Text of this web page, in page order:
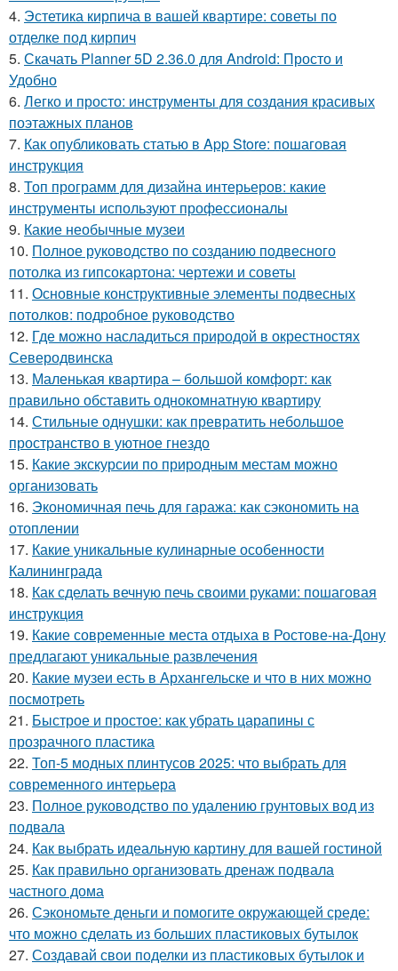
4. Эстетика кирпича в вашей квартире: советы по
отделке под кирпич
5. Скачать Planner 5D 2.36.0 для Android: Просто и
Удобно
6. Легко и просто: инструменты для создания красивых
поэтажных планов
7. Как опубликовать статью в App Store: пошаговая
инструкция
8. Топ программ для дизайна интерьеров: какие
инструменты используют профессионалы
9. Какие необычные музеи
10. Полное руководство по созданию подвесного
потолка из гипсокартона: чертежи и советы
11. Основные конструктивные элементы подвесных
потолков: подробное руководство
12. Где можно насладиться природой в окрестностях
Северодвинска
13. Маленькая квартира – большой комфорт: как
правильно обставить однокомнатную квартиру
14. Стильные однушки: как превратить небольшое
пространство в уютное гнездо
15. Какие экскурсии по природным местам можно
организовать
16. Экономичная печь для гаража: как сэкономить на
отоплении
17. Какие уникальные кулинарные особенности
Калининграда
18. Как сделать вечную печь своими руками: пошаговая
инструкция
19. Какие современные места отдыха в Ростове-на-Дону
предлагают уникальные развлечения
20. Какие музеи есть в Архангельске и что в них можно
посмотреть
21. Быстрое и простое: как убрать царапины с
прозрачного пластика
22. Топ-5 модных плинтусов 2025: что выбрать для
современного интерьера
23. Полное руководство по удалению грунтовых вод из
подвала
24. Как выбрать идеальную картину для вашей гостиной
25. Как правильно организовать дренаж подвала
частного дома
26. Сэкономьте деньги и помогите окружающей среде:
что можно сделать из больших пластиковых бутылок
27. Создавай свои поделки из пластиковых бутылок и